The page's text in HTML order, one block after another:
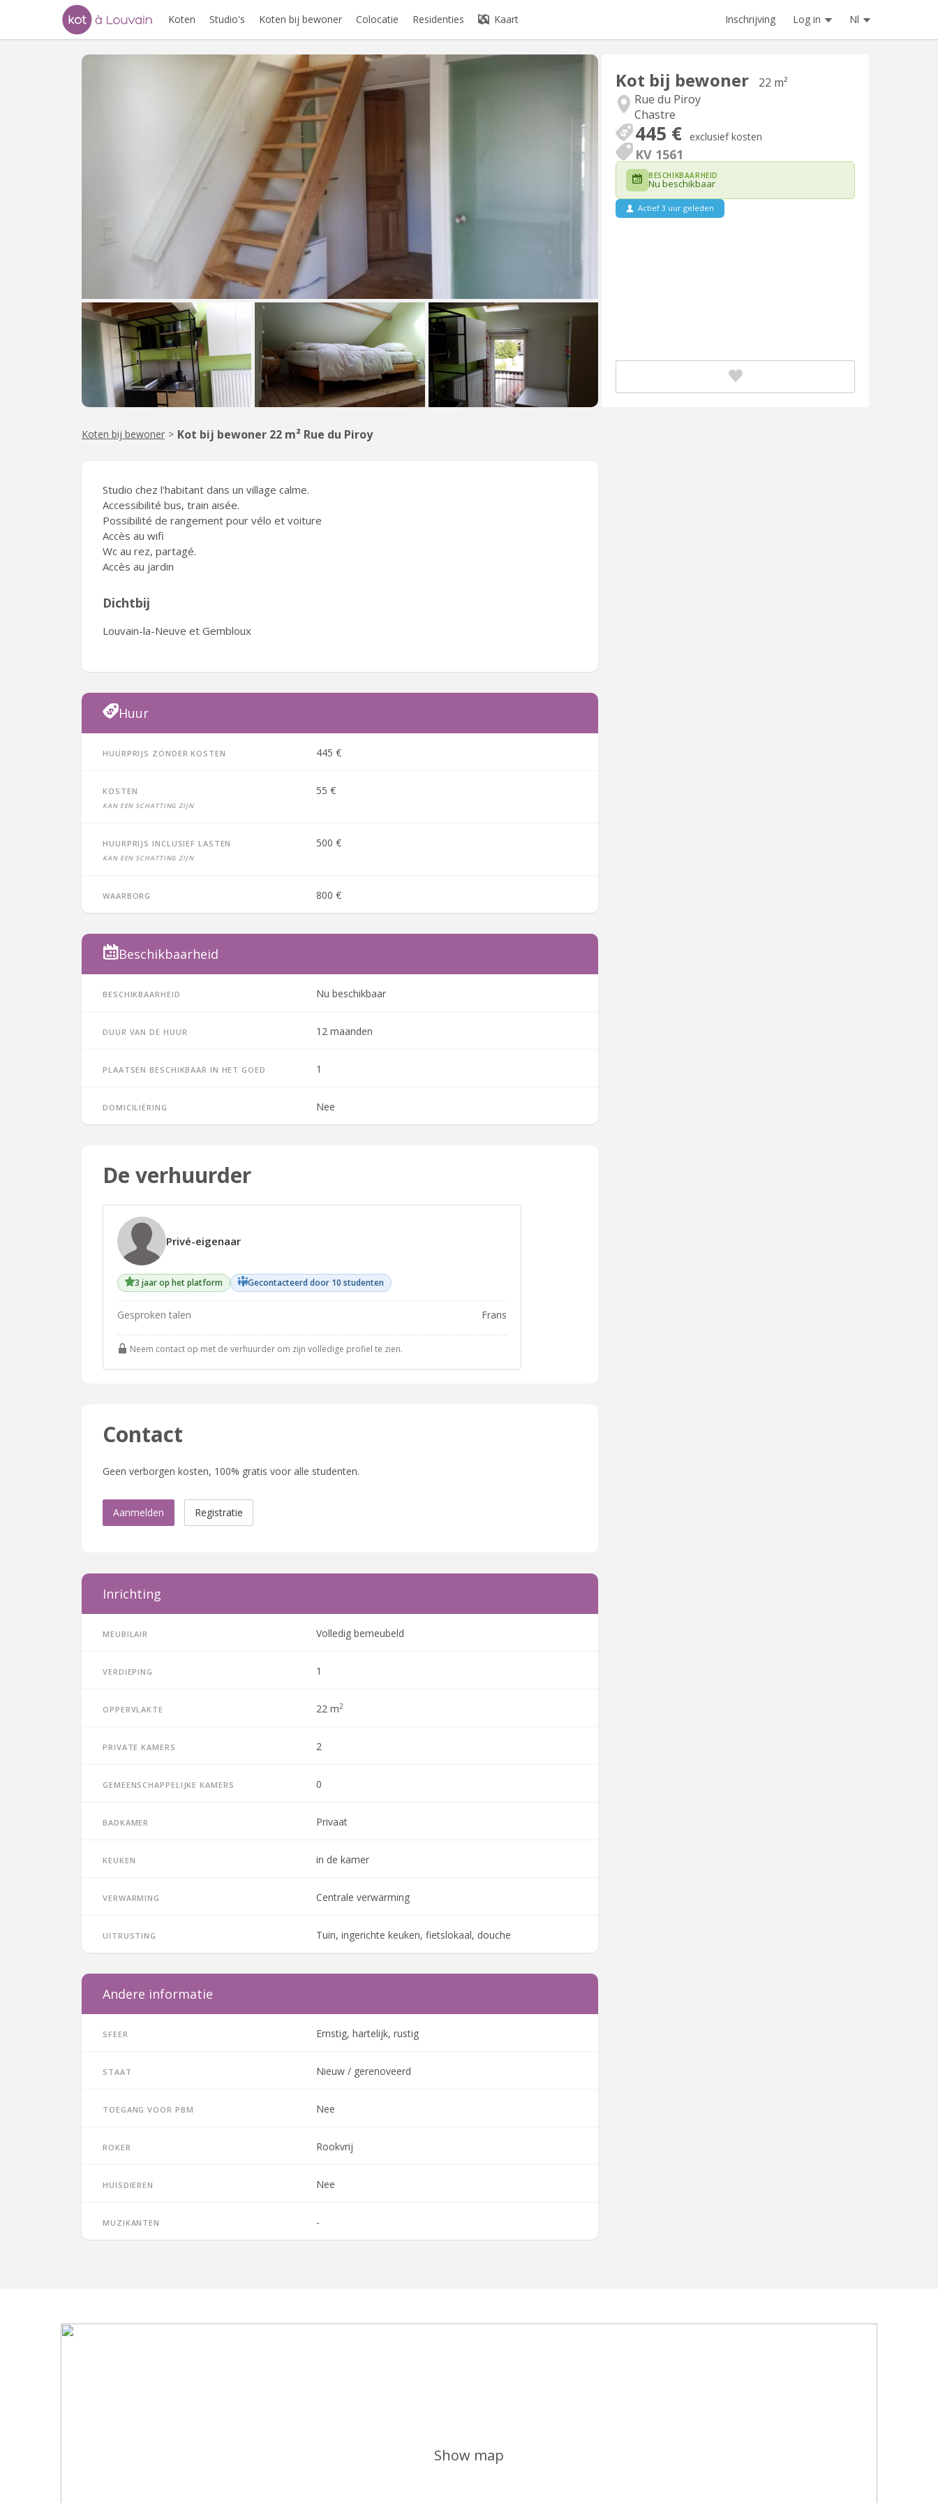
Koten Studio's Koten bij bewoner Colocatie Residenties Kaart Inschrijving Log in Nl
Kot bij bewoner
22 m²
Rue du Piroy
Chastre
445 € exclusief kosten
KV 1561
BESCHIKBAARHEID
Nu beschikbaar
Actief 3 uur geleden
Koten bij bewoner > Kot bij bewoner 22 m² Rue du Piroy
Studio chez l'habitant dans un village calme.
Accessibilité bus, train aisée.
Possibilité de rangement pour vélo et voiture
Accès au wifi
Wc au rez, partagé.
Accès au jardin
Dichtbij
Louvain-la-Neuve et Gembloux
Huur
Huurprijs zonder kosten 445 €
Kosten
Kan een schatting zijn
55 €
Huurprijs inclusief lasten
Kan een schatting zijn
500 €
Waarborg 800 €
Beschikbaarheid
Beschikbaarheid Nu beschikbaar
Duur van de huur 12 maanden
Plaatsen beschikbaar in het goed 1
Domiciliëring Nee
De verhuurder
Privé-eigenaar
3 jaar op het platform Gecontacteerd door 10 studenten
Gesproken talen Frans
Neem contact op met de verhuurder om zijn volledige profiel te zien.
Contact
Geen verborgen kosten, 100% gratis voor alle studenten.
Aanmelden Registratie
Inrichting
Meubilair Volledig bemeubeld
Verdieping 1
Oppervlakte 22 m2
Private kamers 2
Gemeenschappelijke kamers 0
Badkamer Privaat
Keuken in de kamer
Verwarming Centrale verwarming
Uitrusting Tuin, ingerichte keuken, fietslokaal, douche
Andere informatie
Sfeer Ernstig, hartelijk, rustig
Staat Nieuw / gerenoveerd
Toegang voor PBM Nee
Roker Rookvrij
Huisdieren Nee
Muzikanten -
Show map